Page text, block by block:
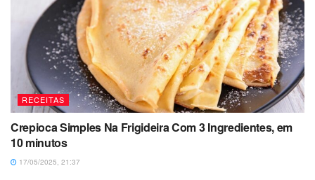
RECEITAS
Crepioca Simples Na Frigideira Com 3 Ingredientes, em
10 minutos
17/05/2025, 21:37